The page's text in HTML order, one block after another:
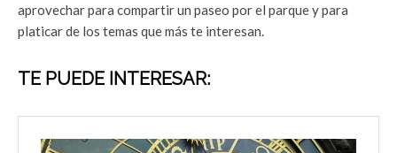
aprovechar para compartir un paseo por el parque y para
platicar de los temas que más te interesan.
TE PUEDE INTERESAR: